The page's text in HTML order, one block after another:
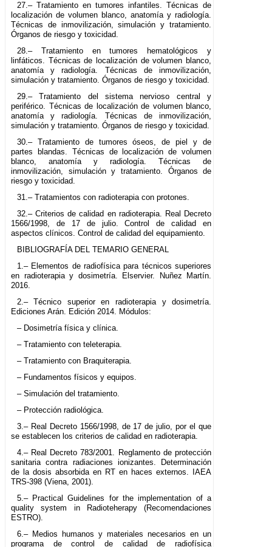
27.– Tratamiento en tumores infantiles. Técnicas de
localización de volumen blanco, anatomía y radiología.
Técnicas de inmovilización, simulación y tratamiento.
Órganos de riesgo y toxicidad.
28.– Tratamiento en tumores hematológicos y
linfáticos. Técnicas de localización de volumen blanco,
anatomía y radiología. Técnicas de inmovilización,
simulación y tratamiento. Órganos de riesgo y toxicidad.
29.– Tratamiento del sistema nervioso central y
periférico. Técnicas de localización de volumen blanco,
anatomía y radiología. Técnicas de inmovilización,
simulación y tratamiento. Órganos de riesgo y toxicidad.
30.– Tratamiento de tumores óseos, de piel y de
partes blandas. Técnicas de localización de volumen
blanco, anatomía y radiología. Técnicas de
inmovilización, simulación y tratamiento. Órganos de
riesgo y toxicidad.
31.– Tratamientos con radioterapia con protones.
32.– Criterios de calidad en radioterapia. Real Decreto
1566/1998, de 17 de julio. Control de calidad en
aspectos clínicos. Control de calidad del equipamiento.
BIBLIOGRAFÍA DEL TEMARIO GENERAL
1.– Elementos de radiofísica para técnicos superiores
en radioterapia y dosimetría. Elservier. Nuñez Martín.
2016.
2.– Técnico superior en radioterapia y dosimetría.
Ediciones Arán. Edición 2014. Módulos:
– Dosimetría física y clínica.
– Tratamiento con teleterapia.
– Tratamiento con Braquiterapia.
– Fundamentos físicos y equipos.
– Simulación del tratamiento.
– Protección radiológica.
3.– Real Decreto 1566/1998, de 17 de julio, por el que
se establecen los criterios de calidad en radioterapia.
4.– Real Decreto 783/2001. Reglamento de protección
sanitaria contra radiaciones ionizantes. Determinación
de la dosis absorbida en RT en haces externos. IAEA
TRS-398 (Viena, 2001).
5.– Practical Guidelines for the implementation of a
quality system in Radioteherapy (Recomendaciones
ESTRO).
6.– Medios humanos y materiales necesarios en un
programa de control de calidad de radiofísica